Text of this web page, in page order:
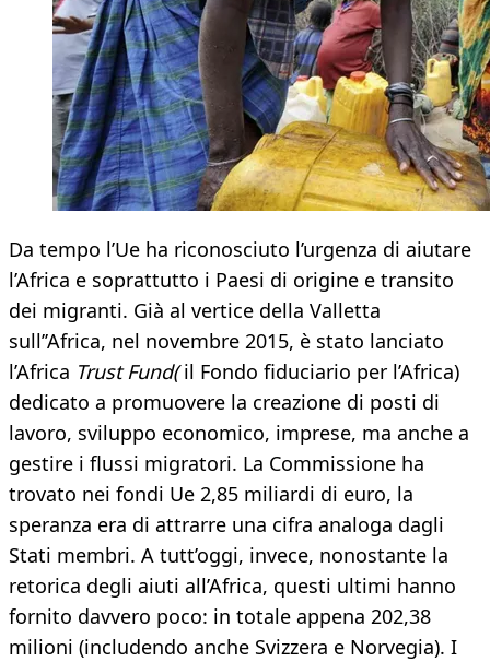
Da tempo l’Ue ha riconosciuto l’urgenza di aiutare
l’Africa e soprattutto i Paesi di origine e transito
dei migranti. Già al vertice della Valletta
sull’’Africa, nel novembre 2015, è stato lanciato
l’Africa Trust Fund(il Fondo fiduciario per l’Africa)
dedicato a promuovere la creazione di posti di
lavoro, sviluppo economico, imprese, ma anche a
gestire i flussi migratori. La Commissione ha
trovato nei fondi Ue 2,85 miliardi di euro, la
speranza era di attrarre una cifra analoga dagli
Stati membri. A tutt’oggi, invece, nonostante la
retorica degli aiuti all’Africa, questi ultimi hanno
fornito davvero poco: in totale appena 202,38
milioni (includendo anche Svizzera e Norvegia). I